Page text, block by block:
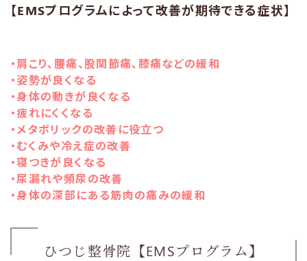
【EMSプログラムによって改善が期待できる症状】
・肩こり、腰痛、股関節痛、膝痛などの緩和
・姿勢が良くなる
・身体の動きが良くなる
・疲れにくくなる
・メタボリックの改善に役立つ
・むくみや冷え症の改善
・寝つきが良くなる
・尿漏れや頻尿の改善
・身体の深部にある筋肉の痛みの緩和
ひつじ整骨院【EMSプログラム】